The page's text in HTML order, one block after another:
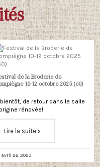
de la Broderie de
10-12 octobre 2025 (60)
de retour dans la salle
rénovée!
Lire la suite
avril 26, 2023